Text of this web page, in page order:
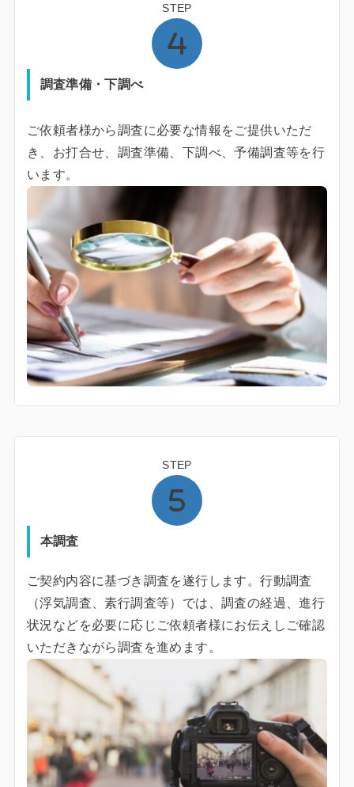
STEP
調査準備・下調べ
ご依頼者様から調査に必要な情報をご提供いただ
き、お打合せ、調査準備、下調べ、予備調査等を行
います。
STEP
本調査
ご契約内容に基づき調査を遂行します。行動調査
（浮気調査、素行調査等）では、調査の経過、進行
状況などを必要に応じご依頼者様にお伝えしご確認
いただきながら調査を進めます。